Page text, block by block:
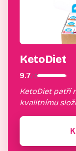
KetoDiet
9.7/10
KetoDiet patří
kvalitnímu